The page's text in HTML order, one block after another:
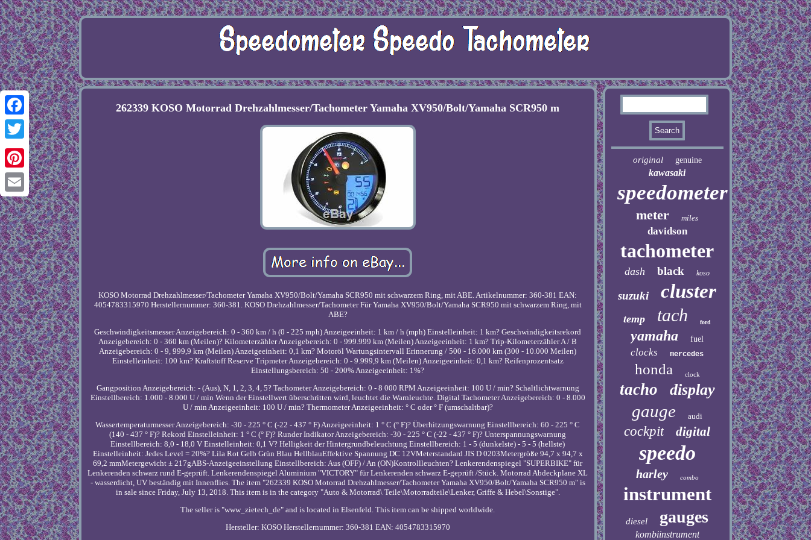
Facebook
Twitter
Pinterest
Email
262339 KOSO Motorrad Drehzahlmesser/Tachometer Yamaha XV950/Bolt/Yamaha SCR950 m
KOSO Motorrad Drehzahlmesser/Tachometer Yamaha XV950/Bolt/Yamaha SCR950 mit schwarzem Ring, mit ABE. Artikelnummer: 360-381 EAN:
4054783315970 Herstellernummer: 360-381. KOSO Drehzahlmesser/Tachometer Für Yamaha XV950/Bolt/Yamaha SCR950 mit schwarzem Ring, mit
ABE?
Geschwindigkeitsmesser Anzeigebereich: 0 - 360 km / h (0 - 225 mph) Anzeigeeinheit: 1 km / h (mph) Einstelleinheit: 1 km? Geschwindigkeitsrekord
Anzeigebereich: 0 - 360 km (Meilen)? Kilometerzähler Anzeigebereich: 0 - 999.999 km (Meilen) Anzeigeeinheit: 1 km? Trip-Kilometerzähler A / B
Anzeigebereich: 0 - 9, 999,9 km (Meilen) Anzeigeeinheit: 0,1 km? Motoröl Wartungsintervall Erinnerung / 500 - 16.000 km (300 - 10.000 Meilen)
Einstelleinheit: 100 km? Kraftstoff Reserve Tripmeter Anzeigebereich: 0 - 9.999,9 km (Meilen) Anzeigeeinheit: 0,1 km? Reifenprozentsatz
Einstellungsbereich: 50 - 200% Anzeigeeinheit: 1%?
Gangposition Anzeigebereich: - (Aus), N, 1, 2, 3, 4, 5? Tachometer Anzeigebereich: 0 - 8 000 RPM Anzeigeeinheit: 100 U / min? Schaltlichtwarnung
Einstellbereich: 1.000 - 8.000 U / min Wenn der Einstellwert überschritten wird, leuchtet die Warnleuchte. Digital Tachometer Anzeigebereich: 0 - 8.000
U / min Anzeigeeinheit: 100 U / min? Thermometer Anzeigeeinheit: ° C oder ° F (umschaltbar)?
Wassertemperaturmesser Anzeigebereich: -30 - 225 ° C (-22 - 437 ° F) Anzeigeeinheit: 1 ° C (° F)? Überhitzungswarnung Einstellbereich: 60 - 225 ° C
(140 - 437 ° F)? Rekord Einstelleinheit: 1 ° C (° F)? Runder Indikator Anzeigebereich: -30 - 225 ° C (-22 - 437 ° F)? Unterspannungswarnung
Einstellbereich: 8,0 - 18,0 V Einstelleinheit: 0,1 V? Helligkeit der Hintergrundbeleuchtung Einstellbereich: 1 - 5 (dunkelste) - 5 - 5 (hellste)
Einstelleinheit: Jedes Level = 20%? Lila Rot Gelb Grün Blau HellblauEffektive Spannung DC 12VMeterstandard JIS D 0203Metergröße 94,7 x 94,7 x
69,2 mmMetergewicht ± 217gABS-Anzeigeeinstellung Einstellbereich: Aus (OFF) / An (ON)Kontrollleuchten? Lenkerendenspiegel "SUPERBIKE" für
Lenkerenden schwarz rund E-geprüft. Lenkerendenspiegel Aluminium "VICTORY" für Lenkerenden schwarz E-geprüft /Stück. Motorrad Abdeckplane XL
- wasserdicht, UV beständig mit Innenflies. The item "262339 KOSO Motorrad Drehzahlmesser/Tachometer Yamaha XV950/Bolt/Yamaha SCR950 m" is
in sale since Friday, July 13, 2018. This item is in the category "Auto & Motorrad\ Teile\Motorradteile\Lenker, Griffe & Hebel\Sonstige".
The seller is "www_zietech_de" and is located in Elsenfeld. This item can be shipped worldwide.
Hersteller: KOSO Herstellernummer: 360-381 EAN: 4054783315970
original genuine
kawasaki
speedometer
meter miles
davidson
tachometer
dash black koso
suzuki cluster
temp tach ford
yamaha fuel
clocks mercedes
honda clock
tacho display
gauge audi
cockpit digital
speedo
harley combo
instrument
diesel gauges
kombiinstrument